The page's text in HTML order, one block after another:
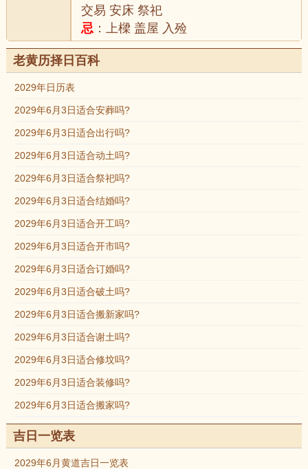
交易 安床 祭祀
忌 ：上樑 盖屋 入殓
老黄历择日百科
2029年日历表
2029年6月3日适合安葬吗?
2029年6月3日适合出行吗?
2029年6月3日适合动土吗?
2029年6月3日适合祭祀吗?
2029年6月3日适合结婚吗?
2029年6月3日适合开工吗?
2029年6月3日适合开市吗?
2029年6月3日适合订婚吗?
2029年6月3日适合破土吗?
2029年6月3日适合搬新家吗?
2029年6月3日适合谢土吗?
2029年6月3日适合修坟吗?
2029年6月3日适合装修吗?
2029年6月3日适合搬家吗?
吉日一览表
2029年6月黄道吉日一览表